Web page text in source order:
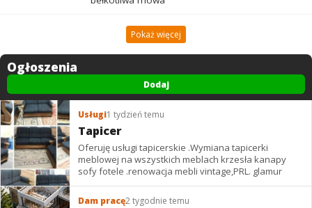
Pokaż więcej
Ogłoszenia
Dodaj
Usługi1 tydzień temu
Tapicer
Oferuję usługi tapicerskie .Wymiana tapicerki
meblowej na wszystkich meblach krzesła kanapy
sofy fotele .renowacja mebli vintage,PRL. glamur
Dam pracę2 tygodnie temu